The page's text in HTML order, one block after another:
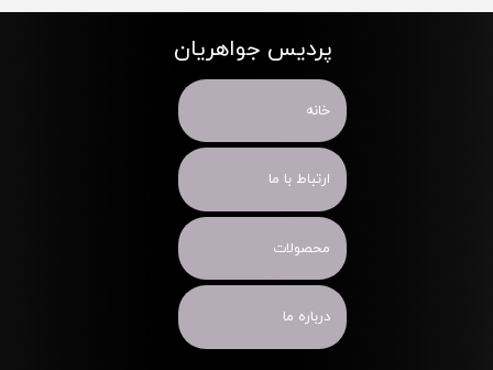
پردیس جواهریان
خانه
ارتباط با ما
محصولات
درباره ما